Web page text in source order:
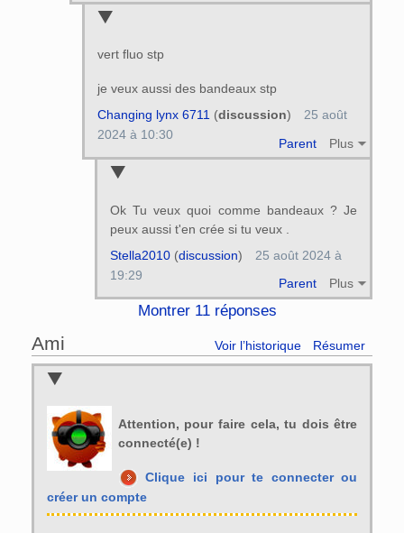
vert fluo stp
je veux aussi des bandeaux stp
Parent Plus
Changing lynx 6711(discussion)
25 août
2024 à 10:30
Ok Tu veux quoi comme bandeaux ? Je
peux aussi t'en crée si tu veux .
Parent Plus
Stella2010(discussion)
25 août 2024 à
19:29
Montrer 11 réponses
Ami Voir l’historique Résumer
Attention, pour faire cela, tu dois être
connecté(e) !
Clique ici pour te connecter ou
créer un compte